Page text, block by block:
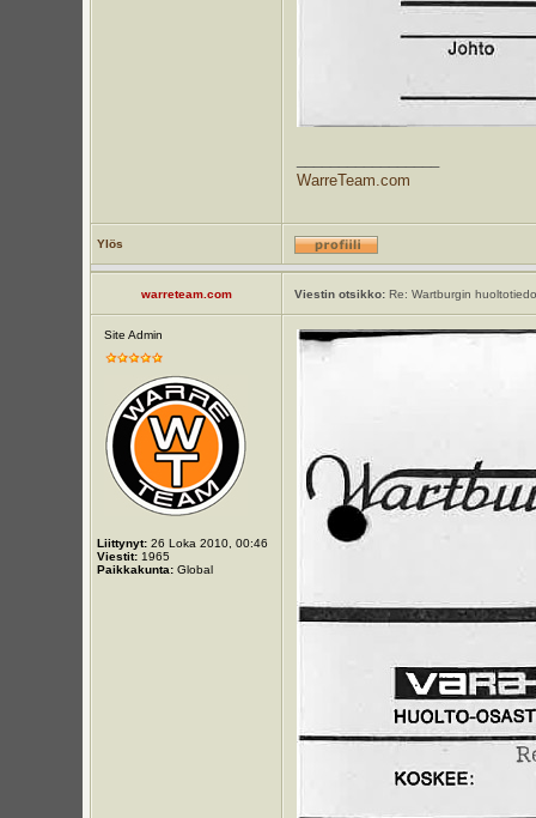
WarreTeam.com
Ylös
warreteam.com Viestin otsikko:Re: Wartburgin
Site Admin
Liittynyt:26 Loka 2010, 00:46
Viestit:1965
Paikkakunta:Global